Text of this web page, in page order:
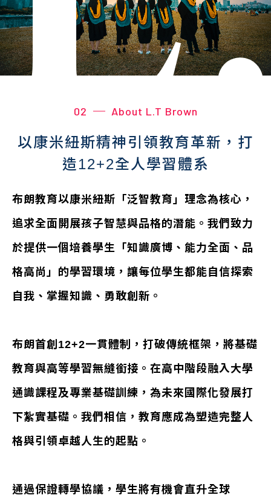
02 About L.T Brown
以康米紐斯精神引領教育革新，打
造12+2全人學習體系
布朗教育以康米紐斯「泛智教育」理念為核心，
追求全面開展孩子智慧與品格的潛能。我們致力
於提供一個培養學生「知識廣博、能力全面、品
格高尚」的學習環境，讓每位學生都能自信探索
自我、掌握知識、勇敢創新。
布朗首創12+2一貫體制，打破傳統框架，將基礎
教育與高等學習無縫銜接。在高中階段融入大學
通識課程及專業基礎訓練，為未來國際化發展打
下紮實基礎。我們相信，教育應成為塑造完整人
格與引領卓越人生的起點。
通過保證轉學協議，學生將有機會直升全球